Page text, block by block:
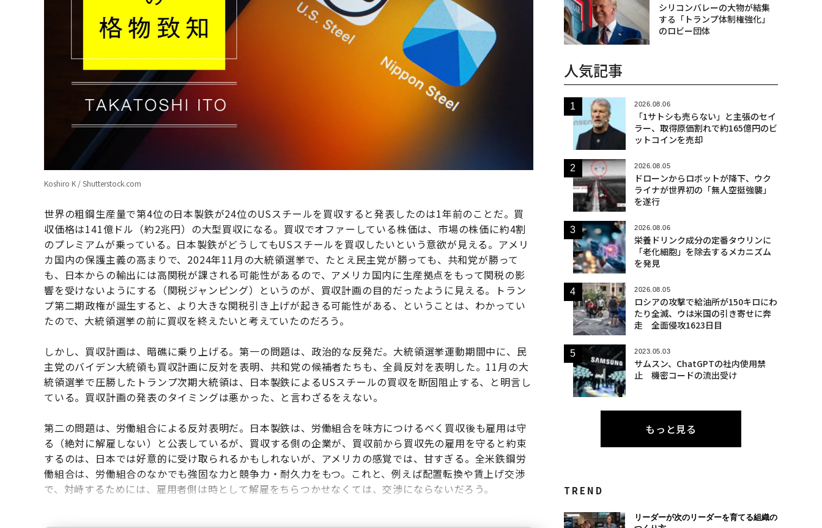
Koshiro K / Shutterstock.com
世界の粗鋼生産量で第4位の日本製鉄が24位のUSスチールを買収すると発表したのは1年前のことだ。買
収価格は141億ドル（約2兆円）の大型買収になる。買収でオファーしている株価は、市場の株価に約4割
のプレミアムが乗っている。日本製鉄がどうしてもUSスチールを買収したいという意欲が見える。アメリ
カ国内の保護主義の高まりで、2024年11月の大統領選挙で、たとえ民主党が勝っても、共和党が勝って
も、日本からの輸出には高関税が課される可能性があるので、アメリカ国内に生産拠点をもって関税の影
響を受けないようにする（関税ジャンピング）というのが、買収計画の目的だったように見える。トラン
プ第二期政権が誕生すると、より大きな関税引き上げが起きる可能性がある、ということは、わかってい
たので、大統領選挙の前に買収を終えたいと考えていたのだろう。
しかし、買収計画は、暗礁に乗り上げる。第一の問題は、政治的な反発だ。大統領選挙運動期間中に、民
主党のバイデン大統領も買収計画に反対を表明、共和党の候補者たちも、全員反対を表明した。11月の大
統領選挙で圧勝したトランプ次期大統領は、日本製鉄によるUSスチールの買収を断固阻止する、と明言し
ている。買収計画の発表のタイミングは悪かった、と言わざるをえない。
第二の問題は、労働組合による反対表明だ。日本製鉄は、労働組合を味方につけるべく買収後も雇用は守
る（絶対に解雇しない）と公表しているが、買収する側の企業が、買収前から買収先の雇用を守ると約束
するのは、日本では好意的に受け取られるかもしれないが、アメリカの感覚では、甘すぎる。全米鉄鋼労
働組合は、労働組合のなかでも強固な力と競争力・耐久力をもつ。これと、例えば配置転換や賃上げ交渉
で、対峙するためには、雇用者側は時として解雇をちらつかせなくては、交渉にならないだろう。
シリコンバレーの大物が結集
する「トランプ体制権強化」
のロビー団体
人気記事
2026.08.06
「1サトシも売らない」と主張のセイ
ラー、取得原価割れで約165億円のビ
ットコインを売却
2026.08.05
ドローンからロボットが降下、ウク
ライナが世界初の「無人空挺強襲」
を遂行
2026.08.06
栄養ドリンク成分の定番タウリンに
「老化細胞」を除去するメカニズム
を発見
2026.08.05
ロシアの攻撃で給油所が150キロにわ
たり全滅、ウは米国の引き寄せに奔
走 全面侵攻1623日目
2023.05.03
サムスン、ChatGPTの社内使用禁
止 機密コードの流出受け
もっと見る
TREND
リーダーが次のリーダーを育てる組織の